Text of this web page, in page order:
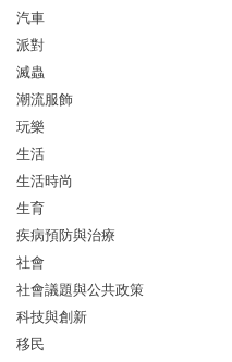
汽車
派對
滅蟲
潮流服飾
玩樂
生活
生活時尚
生育
疾病預防與治療
社會
社會議題與公共政策
科技與創新
移民